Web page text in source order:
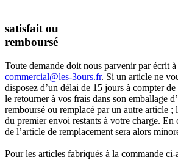
satisfait ou
remboursé
Toute demande doit nous parvenir par écrit à
commercial@les-3ours.fr. Si un article ne
disposez d’un délai de 15 jours à compter
le retourner à vos frais dans son emballage
remboursé ou remplacé par un autre article ;
du premier envoi restants à votre charge. En
de l’article de remplacement sera alors
Pour les articles fabriqués à la commande ci-